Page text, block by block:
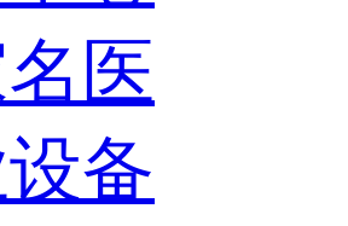
医
备